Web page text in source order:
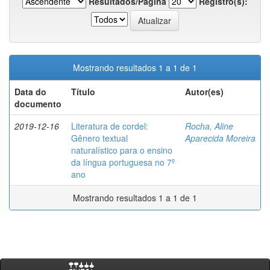
Mostrando resultados 1 a 1 de 1
Data do
documento
Título Autor(es)
2019-12-16
Literatura de cordel:
Gênero textual
naturalístico para o ensino
da língua portuguesa no 7º
ano
Rocha, Aline
Aparecida Moreira
Mostrando resultados 1 a 1 de 1